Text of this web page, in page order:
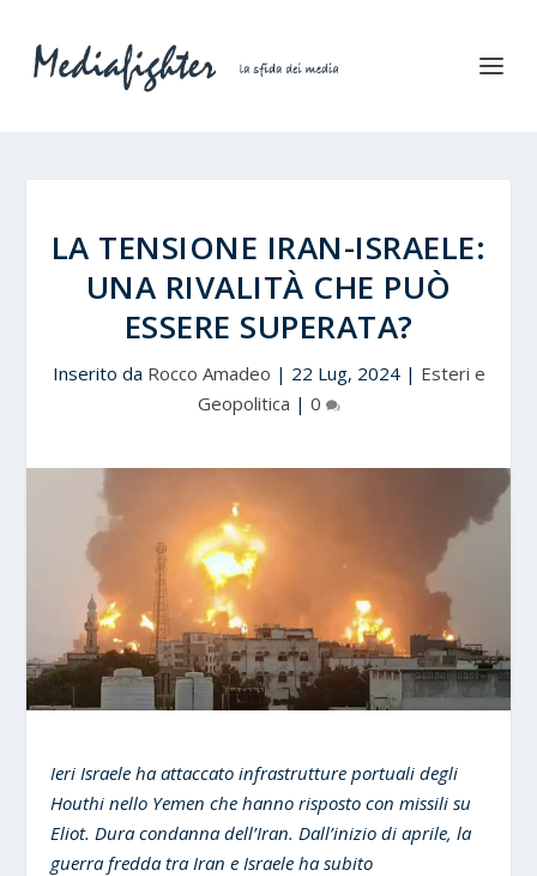
LA TENSIONE IRAN-ISRAELE:
UNA RIVALITÀ CHE PUÒ
ESSERE SUPERATA?
Inserito da Rocco Amadeo | 22 Lug, 2024| Esteri e
Geopolitica | 0
Ieri Israele ha attaccato infrastrutture portuali degli
Houthi nello Yemen che hanno risposto con missili su
Eliot. Dura condanna dell’Iran. Dall’inizio di aprile, la
guerra fredda tra Iran e Israele ha subito